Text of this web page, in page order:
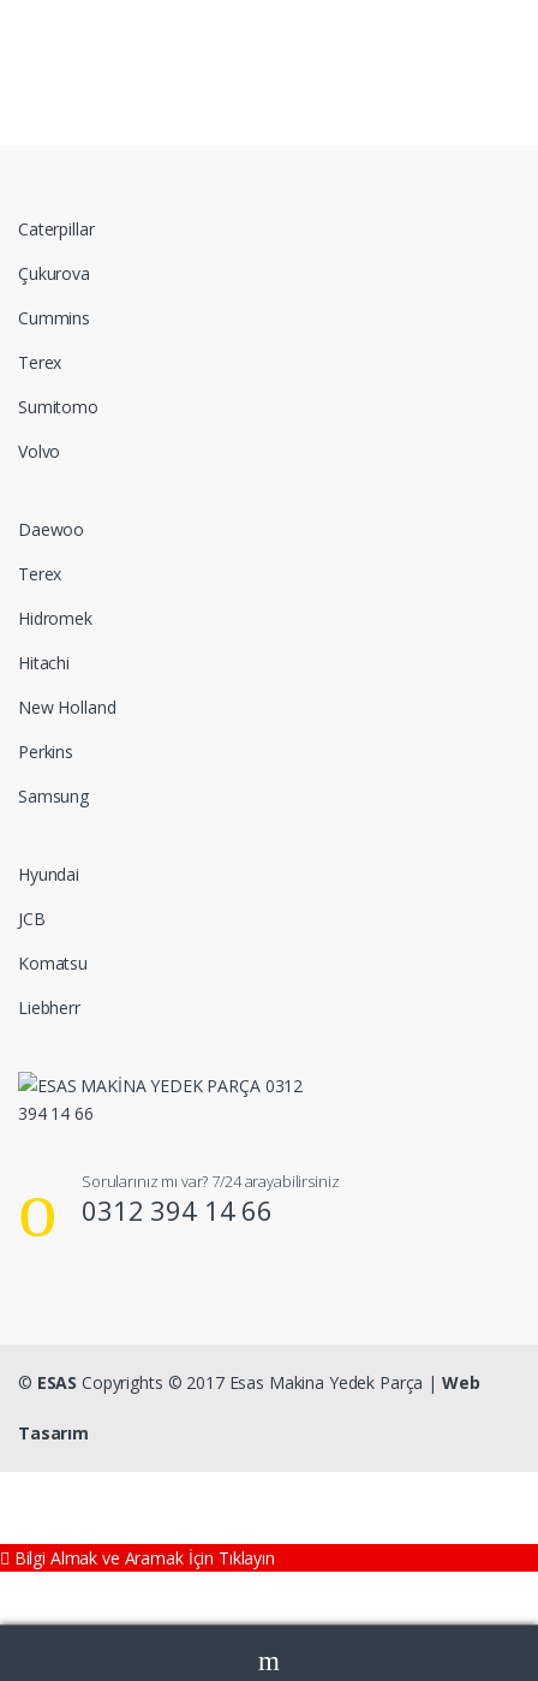
Caterpillar
Çukurova
Cummins
Terex
Sumitomo
Volvo
Daewoo
Terex
Hidromek
Hitachi
New Holland
Perkins
Samsung
Hyundai
JCB
Komatsu
Liebherr
Sorularınız mı var? 7/24 arayabilirsiniz
0312 394 14 66
© ESAS Copyrights © 2017 Esas Makina Yedek Parça | Web
Tasarım
Bilgi Almak ve Aramak İçin Tıklayın